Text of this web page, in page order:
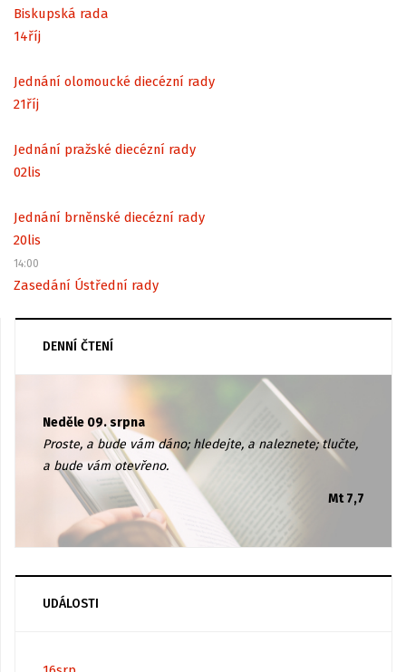
Biskupská rada
14říj
Jednání olomoucké diecézní rady
21říj
Jednání pražské diecézní rady
02lis
Jednání brněnské diecézní rady
20lis
14:00
Zasedání Ústřední rady
DENNÍ ČTENÍ
Neděle 09. srpna
Proste, a bude vám dáno; hledejte, a naleznete; tlučte,
a bude vám otevřeno.
Mt 7,7
UDÁLOSTI